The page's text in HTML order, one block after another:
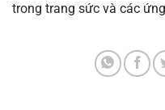
trong trang sức và các